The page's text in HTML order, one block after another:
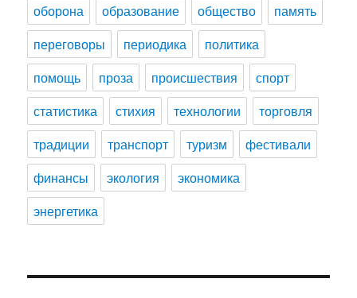
оборона
образование общество
память
переговоры
периодика
политика
помощь
проза происшествия
спорт
статистика
стихия технологии
торговля
традиции
транспорт туризм
фестивали
финансы
экология
экономика
энергетика